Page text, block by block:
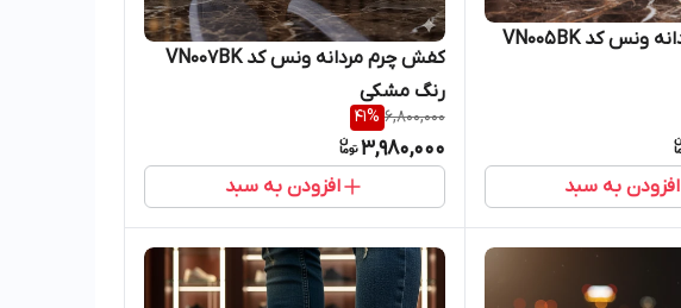
کفش چرم مردانه ونس کد VN005BK
افزودن به سبد
کفش چرم مردانه ونس کد VN007BK
رنگ مشکی
6,800,000
41%
3,980,000
افزودن به سبد